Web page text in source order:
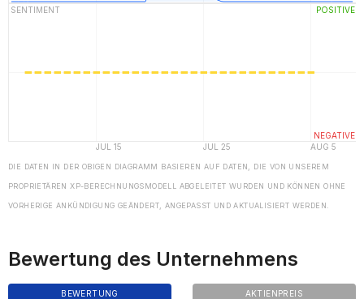
DIE DATEN IN DER OBIGEN DIAGRAMM BASIEREN AUF DATEN, DIE VON UNSEREM
PROPRIETÄREN XP-BERECHNUNGSMODELL ABGELEITET WURDEN UND KÖNNEN OHNE
VORHERIGE ANKÜNDIGUNG GEÄNDERT, ANGEPASST UND AKTUALISIERT WERDEN.
Bewertung des Unternehmens
BEWERTUNG AKTIENPREIS